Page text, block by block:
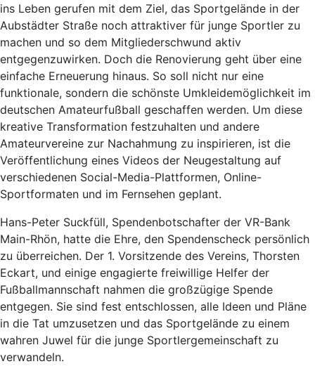
ins Leben gerufen mit dem Ziel, das Sportgelände in der
Aubstädter Straße noch attraktiver für junge Sportler zu
machen und so dem Mitgliederschwund aktiv
entgegenzuwirken. Doch die Renovierung geht über eine
einfache Erneuerung hinaus. So soll nicht nur eine
funktionale, sondern die schönste Umkleidemöglichkeit im
deutschen Amateurfußball geschaffen werden. Um diese
kreative Transformation festzuhalten und andere
Amateurvereine zur Nachahmung zu inspirieren, ist die
Veröffentlichung eines Videos der Neugestaltung auf
verschiedenen Social-Media-Plattformen, Online-
Sportformaten und im Fernsehen geplant.
Hans-Peter Suckfüll, Spendenbotschafter der VR-Bank
Main-Rhön, hatte die Ehre, den Spendenscheck persönlich
zu überreichen. Der 1. Vorsitzende des Vereins, Thorsten
Eckart, und einige engagierte freiwillige Helfer der
Fußballmannschaft nahmen die großzügige Spende
entgegen. Sie sind fest entschlossen, alle Ideen und Pläne
in die Tat umzusetzen und das Sportgelände zu einem
wahren Juwel für die junge Sportlergemeinschaft zu
verwandeln.